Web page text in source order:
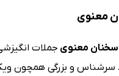
معنوی
سخنان معنوی جملات
سرشناس و بزرگی همچون